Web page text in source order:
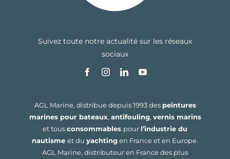
Suivez toute notre actualité sur les réseaux
sociaux
AGL Marine, distribue depuis 1993 des peintures
marines pour bateaux, antifouling, vernis marins
et tousconsommables pour l’industrie du
nautisme et du yachtingen France et en Europe.
AGL Marine, distributeur en France des plus